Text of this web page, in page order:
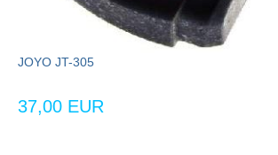
JOYO JT-305
37,00 EUR